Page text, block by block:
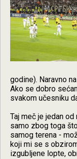
godine). Naravno
Ako se dobro
svakom učesniku
Taj meč je jedan
samo zbog toga
samog terena -
koji mi se s
izgubljene lopte,